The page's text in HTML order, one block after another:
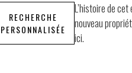
RECHERCHE
PERSONNALISÉE
L’histoire de
nouveau
ici.